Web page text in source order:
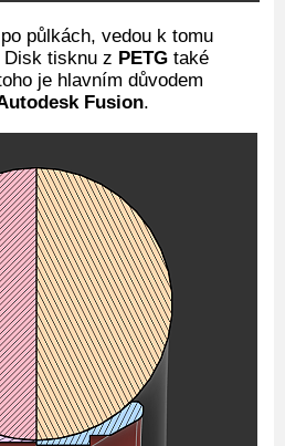
půlkách, vedou k tomu
Disk tisknu z PETG také
je hlavním důvodem
Fusion.